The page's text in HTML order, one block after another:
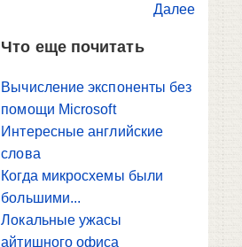
Далее
Что еще почитать
Вычисление экспоненты без
помощи Microsoft
Интересные английские
слова
Когда микросхемы были
большими...
Локальные ужасы
айтишного офиса